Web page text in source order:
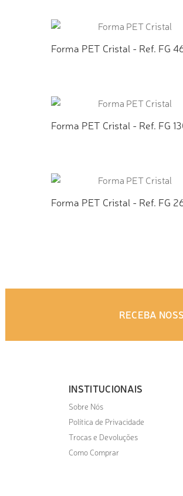
Forma PET Cristal - Ref. FG
Forma PET Cristal - Ref. FG
Forma PET Cristal - Ref. FG
RECEBA
INSTITUCIONAIS
Sobre Nós
Política de Privacidade
Trocas e Devoluções
Como Comprar